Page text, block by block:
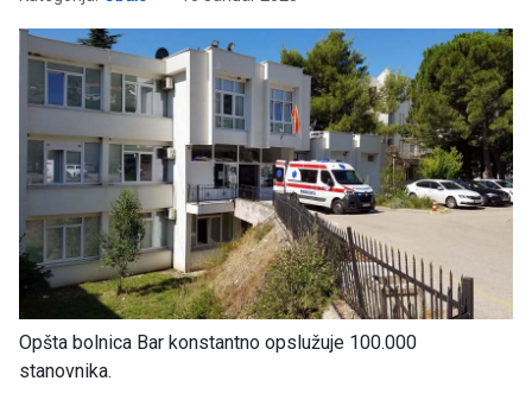
Opšta bolnica Bar konstantno opslužuje 100.000
stanovnika.